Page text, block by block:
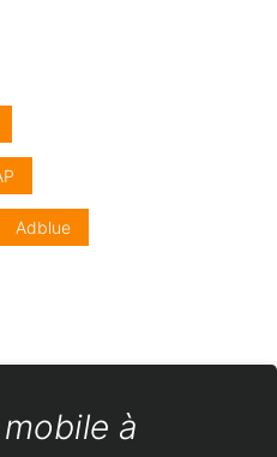
Adblue
à